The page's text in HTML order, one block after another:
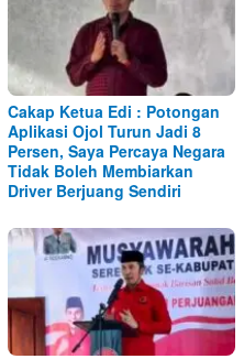
Cakap Ketua Edi : Potongan
Aplikasi Ojol Turun Jadi 8
Persen, Saya Percaya Negara
Tidak Boleh Membiarkan
Driver Berjuang Sendiri